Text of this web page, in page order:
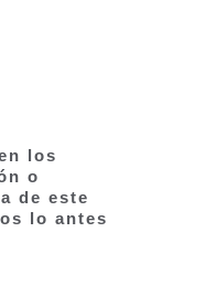
los
o
de este
lo antes